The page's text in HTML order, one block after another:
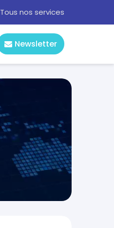
Tous nos services
Newsletter